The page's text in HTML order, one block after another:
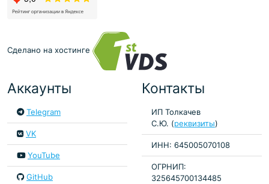
Сделано на хостинге
Аккаунты
Telegram
VK
YouTube
GitHub
Контакты
ИП Толкачев
С.Ю. (реквизиты)
ИНН: 645005070108
ОГРНИП:
325645700134485